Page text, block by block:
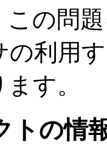
この問
の利用
す。
トの情